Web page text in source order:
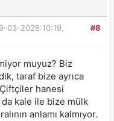
#8
03-2026:10:19,
muyuz? Biz
taraf bize ayrıca
hanesi
kale ile bize mülk
anlamı kalmıyor.